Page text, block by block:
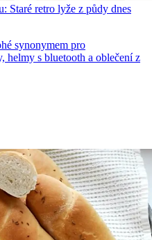
Staré retro lyže z půdy dnes
synonymem pro
helmy s bluetooth a oblečení z